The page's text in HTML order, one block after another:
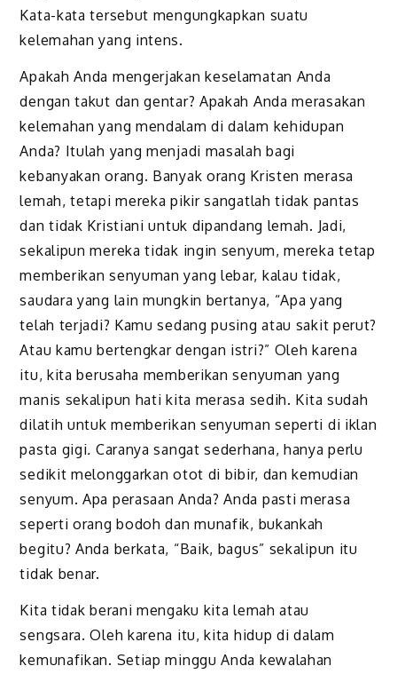
Kata-kata tersebut mengungkapkan suatu
kelemahan yang intens.
Apakah Anda mengerjakan keselamatan Anda
dengan takut dan gentar? Apakah Anda merasakan
kelemahan yang mendalam di dalam kehidupan
Anda? Itulah yang menjadi masalah bagi
kebanyakan orang. Banyak orang Kristen mera­sa
lemah, tetapi mereka pikir sangatlah tidak pantas
dan tidak Kristiani untuk dipandang lemah. Jadi,
sekalipun mereka tidak ingin senyum, mereka tetap
memberikan senyuman yang lebar, kalau tidak,
saudara yang lain mungkin bertanya, “Apa yang
telah terjadi? Kamu sedang pusing atau sakit perut?
Atau kamu bertengkar dengan istri?” Oleh karena
itu, kita berusaha memberikan senyuman yang
manis sekalipun hati kita merasa sedih. Kita sudah
dilatih untuk memberikan senyuman seperti di iklan
pasta gigi. Caranya sangat sederhana, hanya perlu
sedikit melonggarkan otot di bibir, dan kemudian
senyum. Apa perasaan Anda? Anda pasti merasa
seperti orang bodoh dan munafik, bukankah
begitu? Anda berkata, “Baik, bagus” sekalipun itu
tidak benar.
Kita tidak berani mengaku kita lemah atau
sengsara. Oleh karena itu, kita hidup di dalam
kemunafikan. Setiap minggu Anda kewalahan